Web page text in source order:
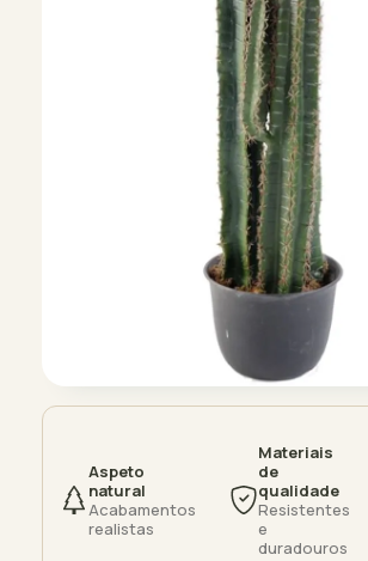
Aspeto
natural
Acabamentos
realistas
Materiais
de
qualidade
Resistentes
e
duradouros